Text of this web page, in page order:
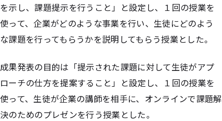
を示し、課題提示を行うこと」と設定し、１回の授業を
使って、企業がどのような事業を行い、生徒にどのよう
な課題を行ってもらうかを説明してもらう授業とした。
成果発表の目的は「提示された課題に対して生徒がアプ
ローチの仕方を提案すること」と設定し、１回の授業を
使って、生徒が企業の講師を相手に、オンラインで課題解
決のためのプレゼンを行う授業とした。